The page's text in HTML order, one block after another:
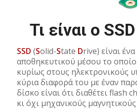
Τι είναι ο
SSD (Solid-State Drive) είναι
αποθηκευτικού μέσου το
κυρίως στους ηλεκτρονικούς
κύρια διαφορά του με έναν
δίσκο είναι ότι διαθέτει flash
κι όχι μηχανικούς